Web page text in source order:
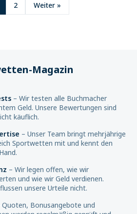
2 Weiter »
Magazin
– Wir testen alle Buchmacher
Geld. Unsere Bewertungen sind
käuflich.
– Unser Team bringt mehrjährige
Sportwetten mit und kennt den
– Wir legen offen, wie wir
und wie wir Geld verdienen.
unsere Urteile nicht.
Quoten, Bonusangebote und